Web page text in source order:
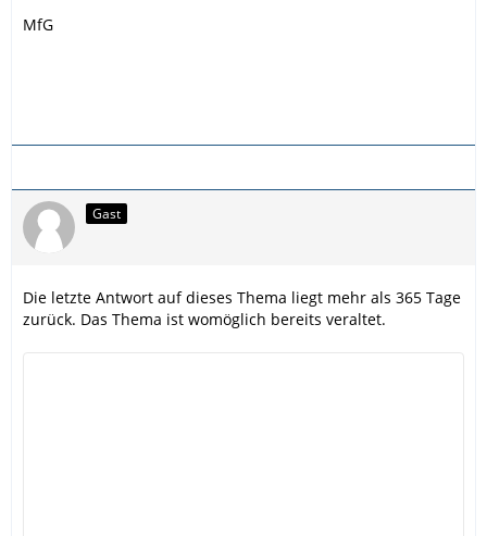
MfG
Gast
Die letzte Antwort auf dieses Thema liegt mehr als 365 Tage
zurück. Das Thema ist womöglich bereits veraltet.